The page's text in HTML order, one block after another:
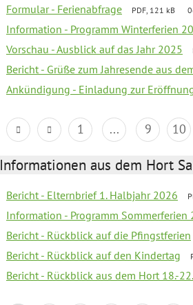
Formular - Ferienabfrage PDF, 121 kB
Information - Programm Winterferien
Vorschau - Ausblick auf das Jahr 2025
Bericht - Grüße zum Jahresende aus
Ankündigung - Einladung zur
1 ... 9 10
Informationen aus dem Hort
Bericht - Elternbrief 1. Halbjahr 2026
Information - Programm Sommerferien
Bericht - Rückblick auf die Pfingstferien
Bericht - Rückblick auf den Kindertag
Bericht - Rückblick aus dem Hort 18.-